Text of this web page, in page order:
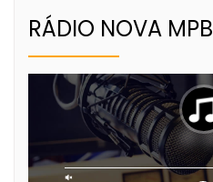
RÁDIO NOVA MPB